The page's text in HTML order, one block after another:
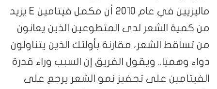
ماليزيين في عام 2010 أن مكمل فيتامين E يزيد
من كمية الشعر لدى المتطوعين الذين يعانون
من تساقط الشعر، مقارنة بأولئك الذين يتناولون
دواء وهميا.. ويقول الفريق إن السبب وراء قدرة
الفيتامين على تحفيز نمو الشعر يرجع على